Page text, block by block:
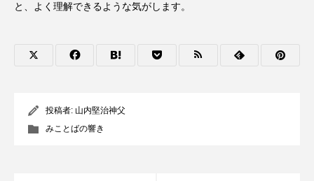
と、よく理解できるような気がします。
投稿者: 山内堅治神父
みことばの響き